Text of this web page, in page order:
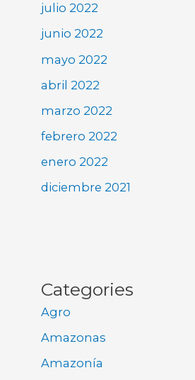
julio 2022
junio 2022
mayo 2022
abril 2022
marzo 2022
febrero 2022
enero 2022
diciembre 2021
Categories
Agro
Amazonas
Amazonía